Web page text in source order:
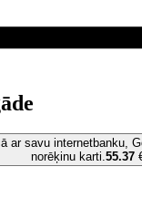
ar savu internetbanku,
norēķinu karti.55.37